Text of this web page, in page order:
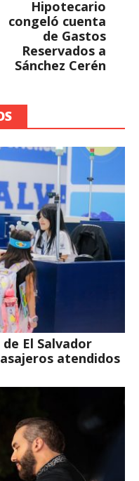
Hipotecario
congeló cuenta
de Gastos
Reservados a
Sánchez Cerén
El Salvador
atendidos